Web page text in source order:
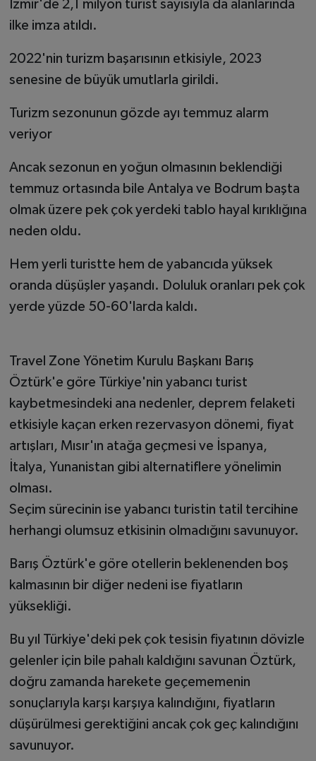
İzmir'de 2,1 milyon turist sayısıyla da alanlarında
ilke imza atıldı.
2022'nin turizm başarısının etkisiyle, 2023
senesine de büyük umutlarla girildi.
Turizm sezonunun gözde ayı temmuz alarm
veriyor
Ancak sezonun en yoğun olmasının beklendiği
temmuz ortasında bile Antalya ve Bodrum başta
olmak üzere pek çok yerdeki tablo hayal kırıklığına
neden oldu.
Hem yerli turistte hem de yabancıda yüksek
oranda düşüşler yaşandı. Doluluk oranları pek çok
yerde yüzde 50-60'larda kaldı.
Travel Zone Yönetim Kurulu Başkanı Barış
Öztürk'e göre Türkiye'nin yabancı turist
kaybetmesindeki ana nedenler, deprem felaketi
etkisiyle kaçan erken rezervasyon dönemi, fiyat
artışları, Mısır'ın atağa geçmesi ve İspanya,
İtalya, Yunanistan gibi alternatiflere yönelimin
olması.
Seçim sürecinin ise yabancı turistin tatil tercihine
herhangi olumsuz etkisinin olmadığını savunuyor.
Barış Öztürk'e göre otellerin beklenenden boş
kalmasının bir diğer nedeni ise fiyatların
yüksekliği.
Bu yıl Türkiye'deki pek çok tesisin fiyatının dövizle
gelenler için bile pahalı kaldığını savunan Öztürk,
doğru zamanda harekete geçememenin
sonuçlarıyla karşı karşıya kalındığını, fiyatların
düşürülmesi gerektiğini ancak çok geç kalındığını
savunuyor.